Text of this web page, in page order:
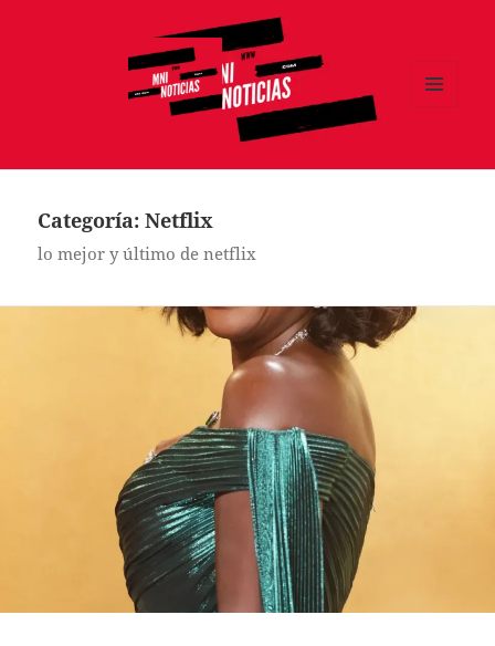
Categoría:Netflix
lo mejor y último de netflix